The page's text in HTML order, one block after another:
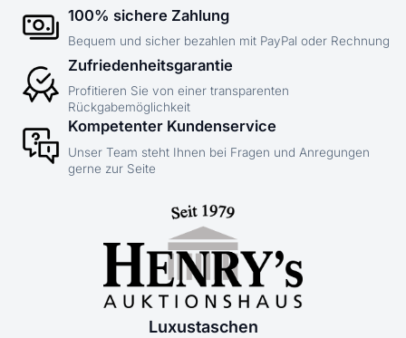
100% sichere Zahlung
Bequem und sicher bezahlen mit PayPal oder Rechnung
Zufriedenheitsgarantie
Profitieren Sie von einer transparenten
Rückgabemöglichkeit
Kompetenter Kundenservice
Unser Team steht Ihnen bei Fragen und Anregungen
gerne zur Seite
Luxustaschen